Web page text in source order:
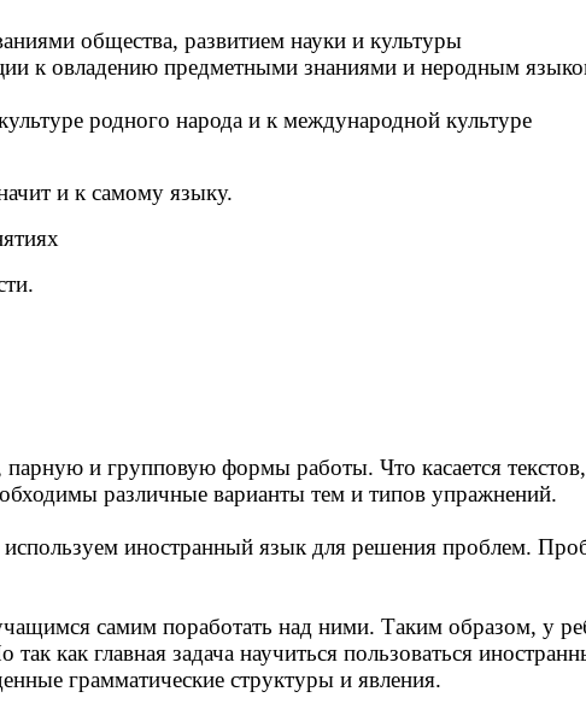
общества, развитием науки и культуры
к овладению предметными знаниями и неродным
родного народа и к международной культуре
и к самому языку.
и групповую формы работы. Что касается
различные варианты тем и типов упражнений.
иностранный язык для решения проблем.
самим поработать над ними. Таким образом, у
как главная задача научиться пользоваться
грамматические структуры и явления.